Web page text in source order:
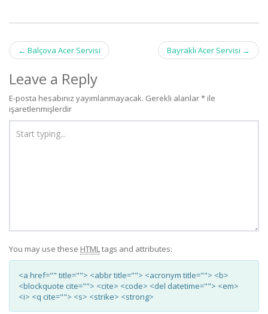
Post
navigation
← Balçova Acer Servisi Bayraklı Acer Servisi →
Leave a Reply
E-posta hesabınız yayımlanmayacak. Gerekli alanlar* ile
işaretlenmişlerdir
You may use these HTML tags and attributes:
<a href="" title=""> <abbr title=""> <acronym title=""> <b>
<blockquote cite=""> <cite> <code> <del datetime=""> <em>
<i> <q cite=""> <s> <strike> <strong>